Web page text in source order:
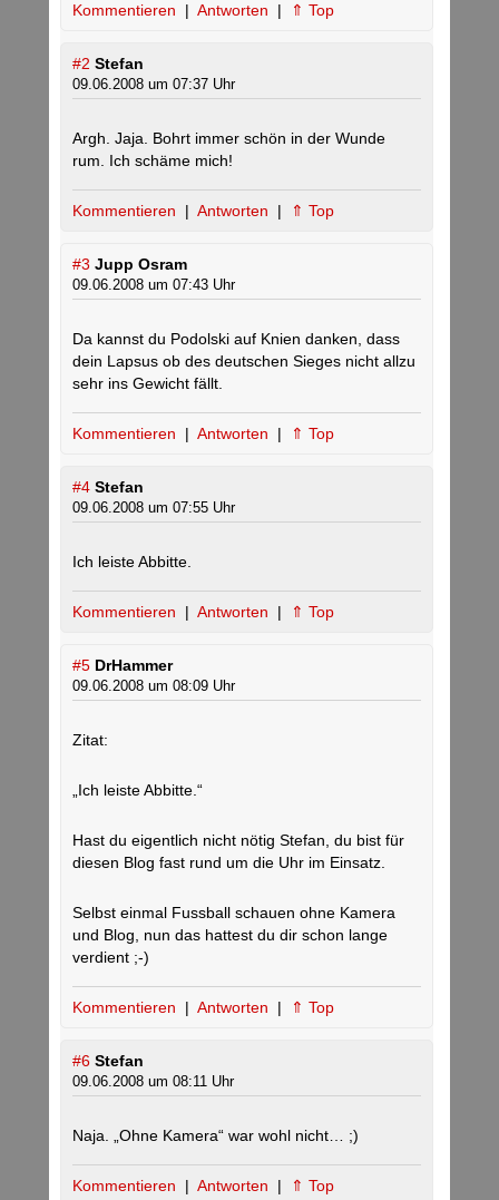
Kommentieren | Antworten | ⇑ Top
#2 Stefan
09.06.2008 um 07:37 Uhr
Argh. Jaja. Bohrt immer schön in der Wunde
rum. Ich schäme mich!
Kommentieren | Antworten | ⇑ Top
#3 Jupp Osram
09.06.2008 um 07:43 Uhr
Da kannst du Podolski auf Knien danken, dass
dein Lapsus ob des deutschen Sieges nicht allzu
sehr ins Gewicht fällt.
Kommentieren | Antworten | ⇑ Top
#4 Stefan
09.06.2008 um 07:55 Uhr
Ich leiste Abbitte.
Kommentieren | Antworten | ⇑ Top
#5 DrHammer
09.06.2008 um 08:09 Uhr
Zitat:
„Ich leiste Abbitte.“
Hast du eigentlich nicht nötig Stefan, du bist für
diesen Blog fast rund um die Uhr im Einsatz.
Selbst einmal Fussball schauen ohne Kamera
und Blog, nun das hattest du dir schon lange
verdient ;-)
Kommentieren | Antworten | ⇑ Top
#6 Stefan
09.06.2008 um 08:11 Uhr
Naja. „Ohne Kamera“ war wohl nicht… ;)
Kommentieren | Antworten | ⇑ Top